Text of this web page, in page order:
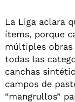
La Liga aclara
ítems, porque
múltiples obras
todas las
canchas
campos de
“mangrullos”